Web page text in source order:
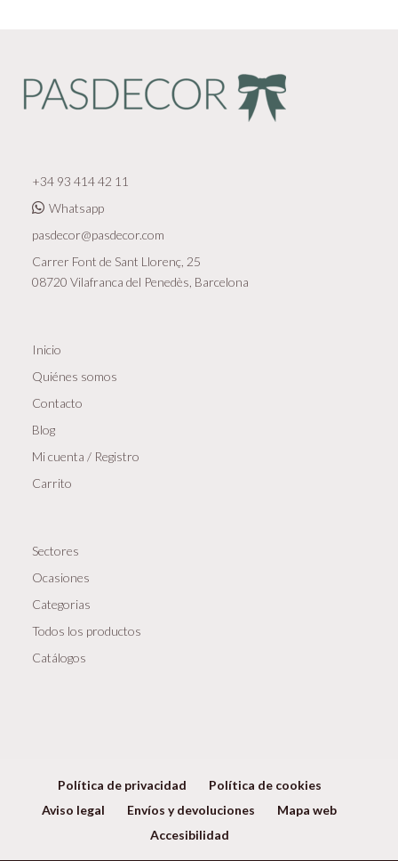
+34 93 414 42 11
Whatsapp
pasdecor@pasdecor.com
Carrer Font de Sant Llorenç, 25
08720 Vilafranca del Penedès, Barcelona
Inicio
Quiénes somos
Contacto
Blog
Mi cuenta / Registro
Carrito
Sectores
Ocasiones
Categorias
Todos los productos
Catálogos
Política de privacidad
Política de cookies
Aviso legal
Envíos y devoluciones
Mapa web
Accesibilidad